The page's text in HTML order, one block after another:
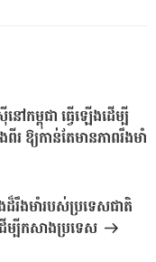
កម្ពុជា ធ្វើឡើងដើម្បី
រ ឱ្យកាន់តែមានភាពរឹងមាំ
ដ៏រឹងមាំរបស់ប្រទេសជាតិ
ម្បីកសាងប្រទេស